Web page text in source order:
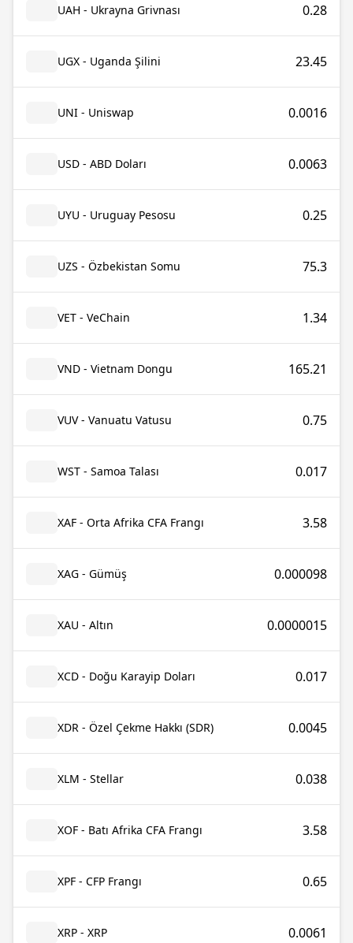
UAH - Ukrayna Grivnası 0.28
UGX - Uganda Şilini 23.45
UNI - Uniswap 0.0016
USD - ABD Doları 0.0063
UYU - Uruguay Pesosu 0.25
UZS - Özbekistan Somu 75.3
VET - VeChain 1.34
VND - Vietnam Dongu 165.21
VUV - Vanuatu Vatusu 0.75
WST - Samoa Talası 0.017
XAF - Orta Afrika CFA Frangı 3.58
XAG - Gümüş 0.000098
XAU - Altın 0.0000015
XCD - Doğu Karayip Doları 0.017
XDR - Özel Çekme Hakkı (SDR) 0.0045
XLM - Stellar 0.038
XOF - Batı Afrika CFA Frangı 3.58
XPF - CFP Frangı 0.65
XRP - XRP 0.0061